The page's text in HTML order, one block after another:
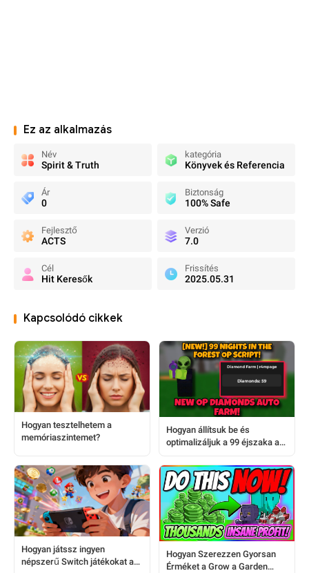
Ez az alkalmazás
Név
Spirit & Truth
kategória
Könyvek és Referencia
Ár
0
Biztonság
100% Safe
Fejlesztő
ACTS
Verzió
7.0
Cél
Hit Keresők
Frissítés
2025.05.31
Kapcsolódó cikkek
Hogyan tesztelhetem a
memóriaszintemet?
Hogyan állítsuk be és
optimalizáljuk a 99 éjszaka az
Hogyan játssz ingyen
népszerű Switch játékokat a
Hogyan Szerezzen Gyorsan
Érméket a Grow a Garden